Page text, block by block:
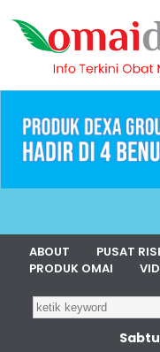
ABOUT PUSAT
PRODUK OMAI